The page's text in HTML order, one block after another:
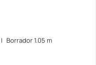
Borrador 1.05 m